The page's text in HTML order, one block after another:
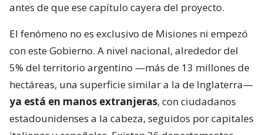
antes de que ese capítulo cayera del proyecto.
El fenómeno no es exclusivo de Misiones ni empezó
con este Gobierno. A nivel nacional, alrededor del
5% del territorio argentino —más de 13 millones de
hectáreas, una superficie similar a la de Inglaterra—
ya está en manos extranjeras, con ciudadanos
estadounidenses a la cabeza, seguidos por capitales